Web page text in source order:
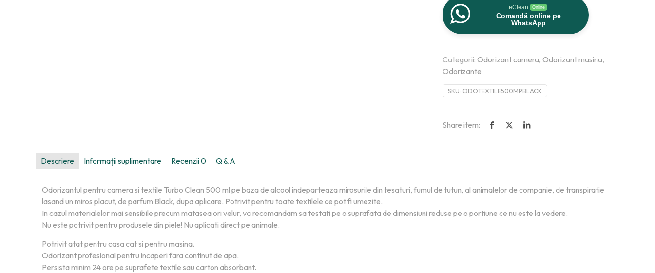
eClean Online
Comandă online pe
WhatsApp
Categorii: Odorizant camera, Odorizant masina,
Odorizante
SKU: ODOTEXTILE500MPBLACK
Share item:
Descriere Informații suplimentare Recenzii0 Q & A
Odorizantul pentru camera si textile Turbo Clean 500 ml pe baza de alcool indeparteaza mirosurile din tesaturi, fumul de tutun, al animalelor de companie, de transpiratie
lasand un miros placut, de parfum Black, dupa aplicare. Potrivit pentru toate textilele ce pot fi umezite.
In cazul materialelor mai sensibile precum matasea ori velur, va recomandam sa testati pe o suprafata de dimensiuni reduse pe o portiune ce nu este la vedere.
Nu este potrivit pentru produsele din piele! Nu aplicati direct pe animale.
Potrivit atat pentru casa cat si pentru masina.
Odorizant profesional pentru incaperi fara continut de apa.
Persista minim 24 ore pe suprafete textile sau carton absorbant.